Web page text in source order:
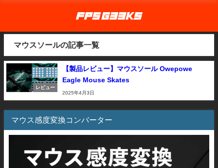
マウスソールの記事一覧
レビュー
【製品レビュー】マウスソール Owepowe
Eagle Mouse Skates
2025年4月3日
マウス感度変換コンバーター